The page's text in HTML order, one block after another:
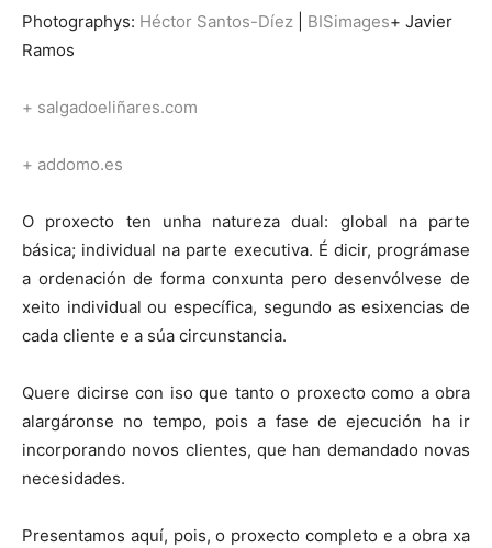
Photographys: Héctor Santos-Díez BISimages+ Javier
Ramos
+ salgadoeliñares.com
+ addomo.es
O proxecto ten unha natureza dual: global na parte
básica; individual na parte executiva. É dicir, prográmase
a ordenación de forma conxunta pero desenvólvese de
xeito individual ou específica, segundo as esixencias de
cada cliente e a súa circunstancia.
Quere dicirse con iso que tanto o proxecto como a obra
alargáronse no tempo, pois a fase de ejecución ha ir
incorporando novos clientes, que han demandado novas
necesidades.
Presentamos aquí, pois, o proxecto completo e a obra xa